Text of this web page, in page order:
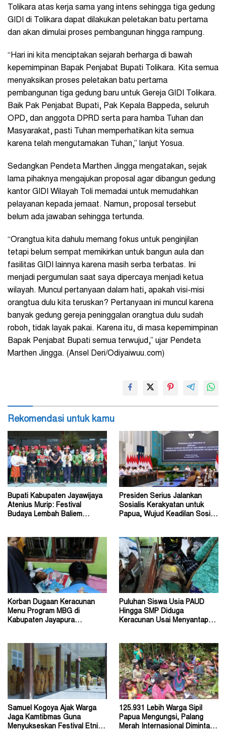
Tolikara atas kerja sama yang intens sehingga tiga gedung
GIDI di Tolikara dapat dilakukan peletakan batu pertama
dan akan dimulai proses pembangunan hingga rampung.
“Hari ini kita menciptakan sejarah berharga di bawah
kepemimpinan Bapak Penjabat Bupati Tolikara. Kita semua
menyaksikan proses peletakan batu pertama
pembangunan tiga gedung baru untuk Gereja GIDI Tolikara.
Baik Pak Penjabat Bupati, Pak Kepala Bappeda, seluruh
OPD, dan anggota DPRD serta para hamba Tuhan dan
Masyarakat, pasti Tuhan memperhatikan kita semua
karena telah mengutamakan Tuhan,” lanjut Yosua.
Sedangkan Pendeta Marthen Jingga mengatakan, sejak
lama pihaknya mengajukan proposal agar dibangun gedung
kantor GIDI Wilayah Toli memadai untuk memudahkan
pelayanan kepada jemaat. Namun, proposal tersebut
belum ada jawaban sehingga tertunda.
“Orangtua kita dahulu memang fokus untuk penginjilan
tetapi belum sempat memikirkan untuk bangun aula dan
fasilitas GIDI lainnya karena masih serba terbatas. Ini
menjadi pergumulan saat saya dipercaya menjadi ketua
wilayah. Muncul pertanyaan dalam hati, apakah visi-misi
orangtua dulu kita teruskan? Pertanyaan ini muncul karena
banyak gedung gereja peninggalan orangtua dulu sudah
roboh, tidak layak pakai. Karena itu, di masa kepemimpinan
Bapak Penjabat Bupati semua terwujud,” ujar Pendeta
Marthen Jingga. (Ansel Deri/Odiyaiwuu.com)
Rekomendasi untuk kamu
Bupati Kabupaten Jayawijaya
Atenius Murip: Festival
Budaya Lembah Baliem
Presiden Serius Jalankan
Sosialis Kerakyatan untuk
Papua, Wujud Keadilan Sosial
Korban Dugaan Keracunan
Menu Program MBG di
Kabupaten Jayapura
Puluhan Siswa Usia PAUD
Hingga SMP Diduga
Keracunan Usai Menyantap
Samuel Kogoya Ajak Warga
Jaga Kamtibmas Guna
Menyukseskan Festival Etnik
125.931 Lebih Warga Sipil
Papua Mengungsi, Palang
Merah Internasional Diminta